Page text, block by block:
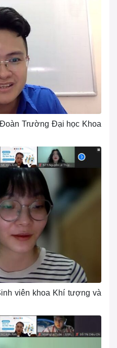
Trường Đại học Khoa
viên khoa Khí tượng và